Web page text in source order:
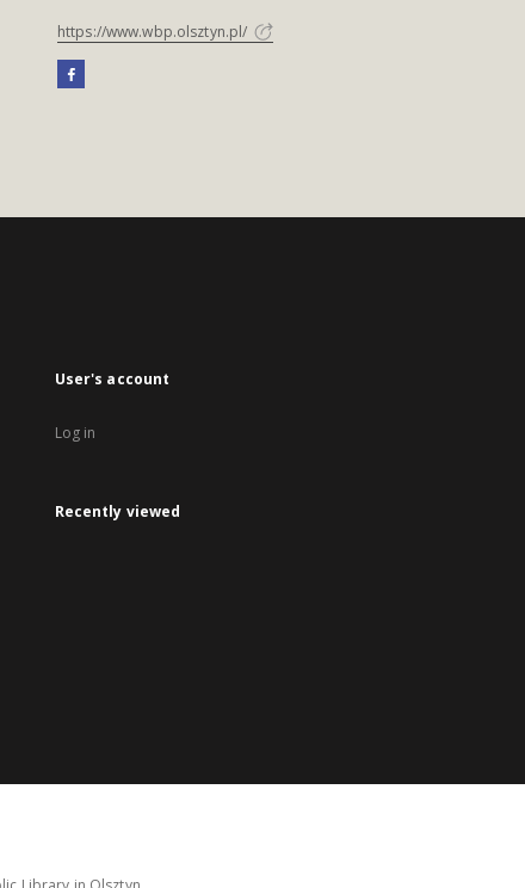
https://www.wbp.olsztyn.pl/
User's account
Log in
Recently viewed